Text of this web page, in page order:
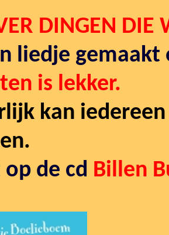
DINGEN DIE
liedje gemaakt
is lekker.
kan
de cd Billen